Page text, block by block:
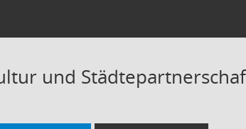
und